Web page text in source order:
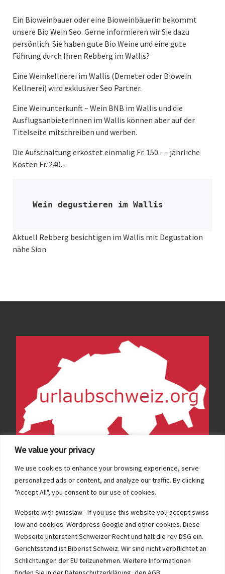
We value your privacy
We use cookies to enhance your browsing experience, serve
personalized ads or content, and analyze our traffic. By clicking
"Accept All", you consent to our use of cookies.
Website with swisslaw - If you use this website you accept swiss
low and cookies. Wordpress Google and other cookies. Diese
Webseite untersteht Schweizer Recht und hält die rev DSG ein.
Gerichtsstand ist Biberist Schweiz. Wir sind nicht verpflichtet an
Schlichtungen der EU teilzunehmen. Weitere Informationen
Ein Bioweinbauer oder eine Bioweinbäuerin bekommt
unsere Bio Wein Seo. Gerne informieren wir Sie dazu
persönlich. Sie haben gute Bio Weine und eine gute
Führung durch Ihren Rebberg im Wallis?
Eine Weinkellnerei im Wallis (Demeter oder Biowein
Kellnerei) wird exklusiver Seo Partner.
Eine Weinunterkunft – Wein BNB im Wallis und die
AusflugsanbieterInnen im Wallis können aber auf der
Titelseite mitschreiben und werben.
Die Aufschaltung erkostet einmalig Fr. 150.- – jährliche
Kosten Fr. 240.-.
Wein degustieren im Wallis
Aktuell Rebberg besichtigen im Wallis mit Degustation
nähe Sion
Impressum nach Schweizer Recht nDSG Gerichtstand
Haftungsauschlüsse Cookies AGB...